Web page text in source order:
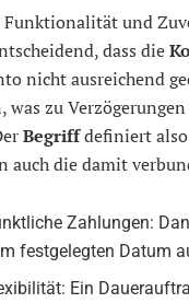
Funktionalität und
dass die
nicht ausreichend
was zu
Begriffdefiniert also
auch die damit
Zahlungen:
festgelegten Datum
Ein